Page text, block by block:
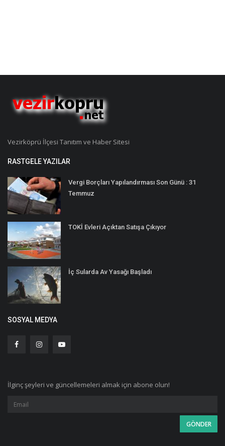
Vezirköprü İlçesi Tanıtım ve Haber Sitesi
RASTGELE YAZILAR
Vergi Borçları Yapılandırması Son Günü : 31
Temmuz
TOKİ Evleri Açıktan Satışa Çıkıyor
İç Sularda Av Yasağı Başladı
SOSYAL MEDYA
İlginç şeyleri ve güncellemeleri almak için abone olun!